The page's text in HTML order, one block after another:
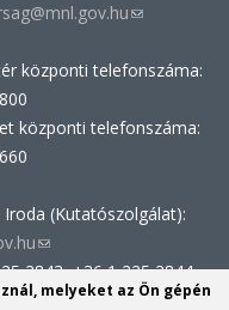
(link
e-
központi telefonszáma:
központi telefonszáma:
(Kutatószolgálat):
(link
sends
e-
2843, +36 1 225 2844
Budapest, Bécsi kapu
melyeket az Ön gépén